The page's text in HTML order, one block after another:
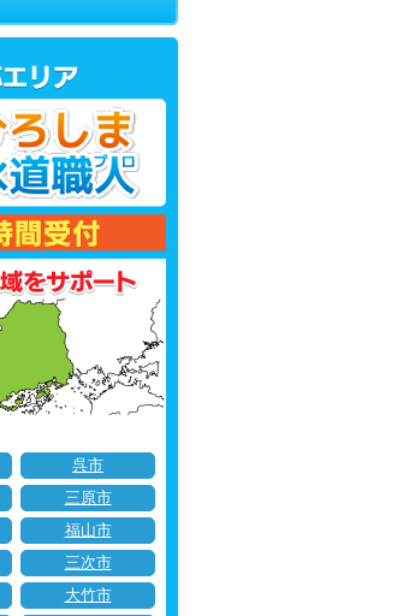
呉市
三原市
福山市
三次市
大竹市